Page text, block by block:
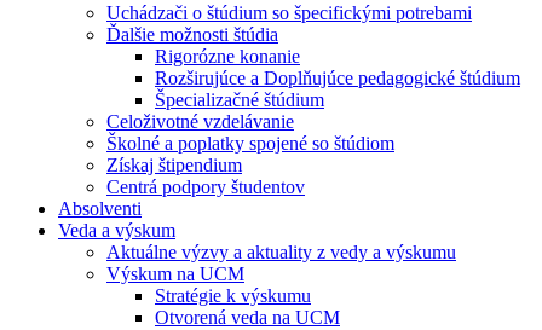
Uchádzači o štúdium so špecifickými potrebami
Ďalšie možnosti štúdia
Rigorózne konanie
Rozširujúce a Doplňujúce pedagogické štúdium
Špecializačné štúdium
Celoživotné vzdelávanie
Školné a poplatky spojené so štúdiom
Získaj štipendium
Centrá podpory študentov
Absolventi
Veda a výskum
Aktuálne výzvy a aktuality z vedy a výskumu
Výskum na UCM
Stratégie k výskumu
Otvorená veda na UCM